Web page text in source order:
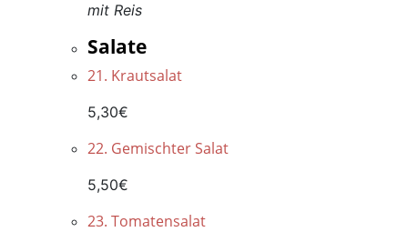
mit Reis
Salate
21. Krautsalat
5,30€
22. Gemischter Salat
5,50€
23. Tomatensalat